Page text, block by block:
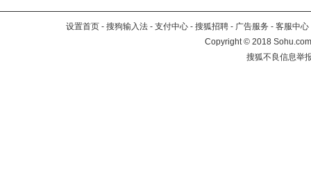
设置首页 - 搜狗输入法 - 支付中心 - 搜狐招聘 - 广告服务 - 客服中心
Copyright©2018
搜狐不良信息举